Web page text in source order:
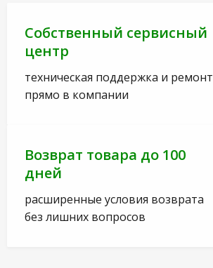
Собственный сервисный
центр
техническая поддержка и ремонт
прямо в компании
Возврат товара до 100
дней
расширенные условия возврата
без лишних вопросов